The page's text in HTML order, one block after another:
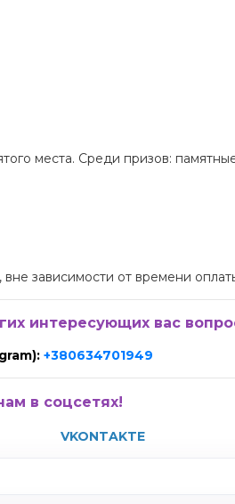
места. Среди призов:
, вне зависимости от времени
интересующих вас
+380634701949
в соцсетях!
VKONTAKTE